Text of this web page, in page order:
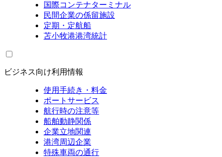
国際コンテナターミナル
民間企業の係留施設
定期・定航船
苫小牧港港湾統計
ビジネス向け利用情報
使用手続き・料金
ポートサービス
航行時の注意等
船舶動静関係
企業立地関連
港湾周辺企業
特殊車両の通行